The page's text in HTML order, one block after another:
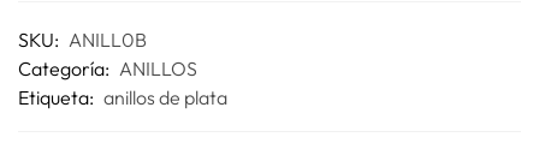
SKU: ANILL0B
Categoría: ANILLOS
Etiqueta: anillos de plata